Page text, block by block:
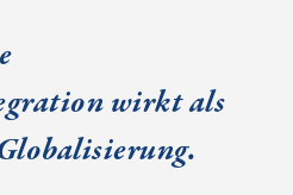
wirkt als